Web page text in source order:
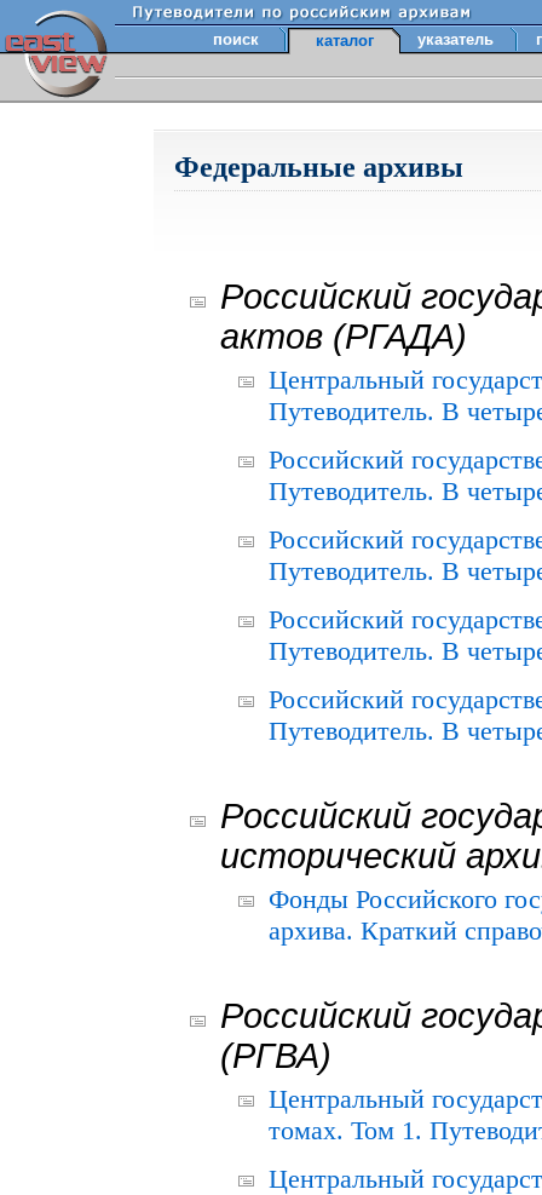
поиск каталог указатель
Федеральные архивы
Российский
актов (РГАДА)
Центральный
Путеводитель. В
Российский
Путеводитель. В
Российский
Путеводитель. В
Российский
Путеводитель. В
Российский
Путеводитель. В
Российский
исторический
Фонды Российского
архива. Краткий
Российский
(РГВА)
Центральный
томах. Том 1.
Центральный